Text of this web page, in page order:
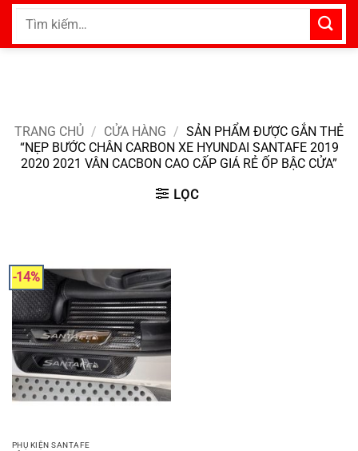
Bỏ
nội
Tìm
TRANG CHỦ / CỬA HÀNG / SẢN PHẨM ĐƯỢC GẮN THẺ
“NẸP BƯỚC CHÂN CARBON XE HYUNDAI SANTAFE 2019
2020 2021 VÂN CACBON CAO CẤP GIÁ RẺ ỐP BẬC CỬA”
LỌC
-14%
PHỤ KIỆN SANTAFE